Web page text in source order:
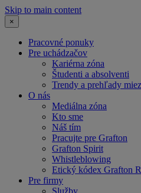
Skip to main content
×
Pracovné ponuky
Pre uchádzačov
Kariérna zóna
Študenti a absolventi
Trendy a prehľady
O nás
Mediálna zóna
Kto sme
Náš tím
Pracujte pre Grafton
Grafton Spirit
Whistleblowing
Etický kódex Grafton
Pre firmy
Služby